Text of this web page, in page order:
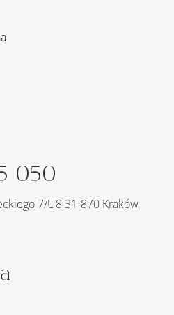
050
7/U8 31-870 Kraków